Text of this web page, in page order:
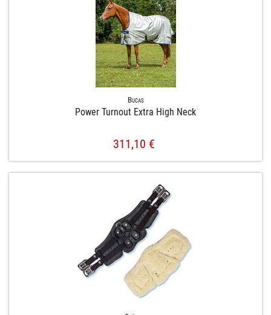
Bucas
Power Turnout Extra High Neck
311,10 €